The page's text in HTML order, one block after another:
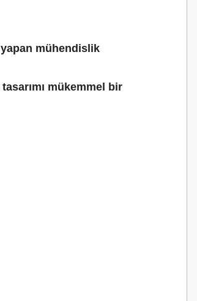
yapan mühendislik
mükemmel bir